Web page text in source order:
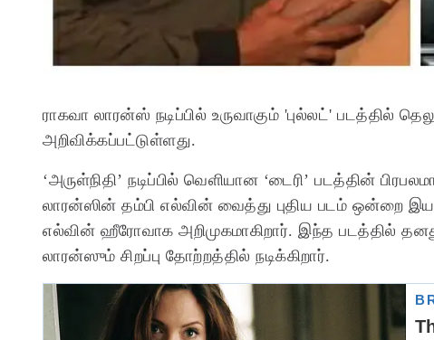
ராகவா லாரன்ஸ் நடிப்பில் உருவாகும் 'புல்லட்' படத்தில்
அறிவிக்கப்பட்டுள்ளது.
‘அருள்நிதி’ நடிப்பில் வெளியான ‘டைரி’ படத்தின்
லாரன்ஸின் தம்பி எல்வின் வைத்து புதிய படம் ஒன்றை
எல்வின் ஹீரோவாக அறிமுகமாகிறார். இந்த படத்தில்
லாரன்ஸும் சிறப்பு தோற்றத்தில் நடிக்கிறார்.